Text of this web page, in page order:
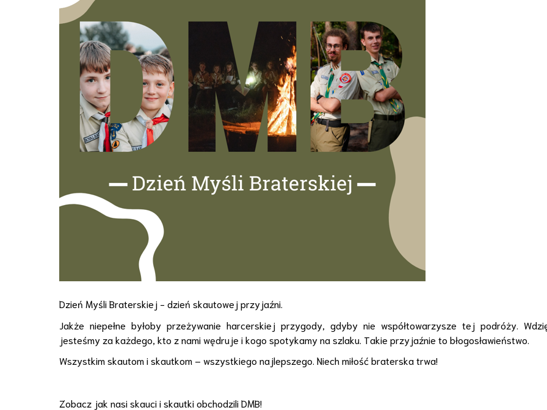
Dzień Myśli Braterskiej - dzień skautowej przyjaźni
Jakże niepełne byłoby przeżywanie harcerskiej przygody, gdyby nie współtowarzysze tej podróży
jesteśmy za każdego, kto z nami wędruje i kogo spotykamy na szlaku. Takie przyjaźnie to błogosławieństwo
Wszystkim skautom i skautkom – wszystkiego najlepszego. Niech miłość braterska trwa!
Zobacz jak nasi skauci i skautki obchodzili DMB!